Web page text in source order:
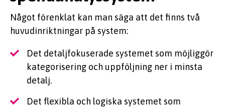
Något förenklat kan man säga att det finns två
huvudinriktningar på system:
Det detaljfokuserade systemet som möjliggör
kategorisering och uppföljning ner i minsta
detalj.
Det flexibla och logiska systemet som